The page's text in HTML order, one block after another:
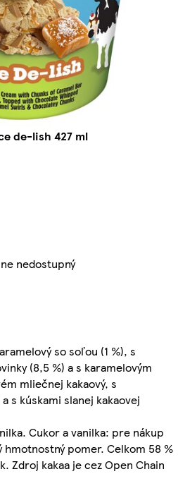
de-lish 427 ml
nedostupný
so soľou (1 %), s
(8,5 %) a s karamelovým
mliečnej kakaový, s
s kúskami slanej kakaovej
Cukor a vanilka: pre nákup
pomer. Celkom 58 %
Zdroj kakaa je cez Open Chain